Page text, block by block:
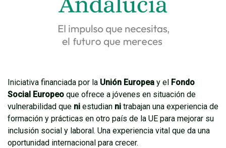
Iniciativa financiada por la Unión Europea y el Fondo
Social Europeo que ofrece a jóvenes en situación de
vulnerabilidad que ni estudian ni trabajan una experiencia de
formación y prácticas en otro país de la UE para mejorar su
inclusión social y laboral. Una experiencia vital que da una
oportunidad internacional para crecer.